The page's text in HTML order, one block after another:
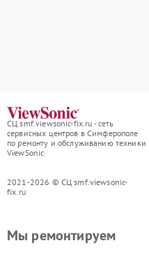
СЦ smf.viewsonic-fix.ru - сеть
сервисных центров в Симферополе
по ремонту и обслуживанию техники
ViewSonic
2021-2026 © СЦ smf.viewsonic-
fix.ru
Мы ремонтируем